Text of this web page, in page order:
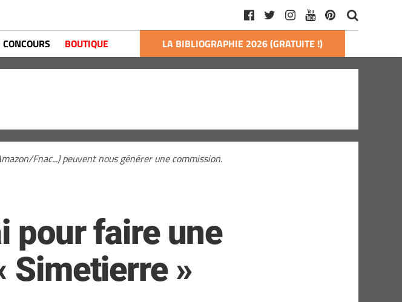
CONCOURS BOUTIQUE LA BIBLIOGRAPHIE 2026 (GRATUITE !)
Fnac...) peuvent nous générer une commission.
pour faire une
Simetierre »